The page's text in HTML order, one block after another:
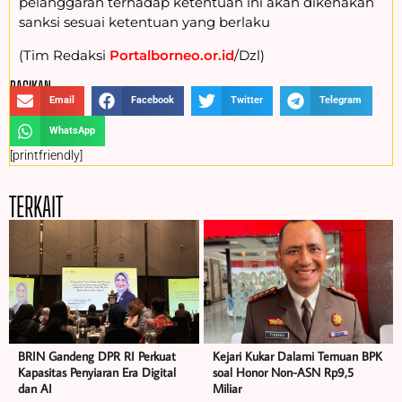
sanksi sesuai ketentuan yang berlaku
(Tim Redaksi Portalborneo.or.id/Dzl)
BAGIKAN :
Email Facebook Twitter Telegram
WhatsApp
[printfriendly]
TERKAIT
BRIN Gandeng DPR RI Perkuat
Kapasitas Penyiaran Era Digital
dan AI
Kejari Kukar Dalami Temuan BPK
soal Honor Non-ASN Rp9,5
Miliar